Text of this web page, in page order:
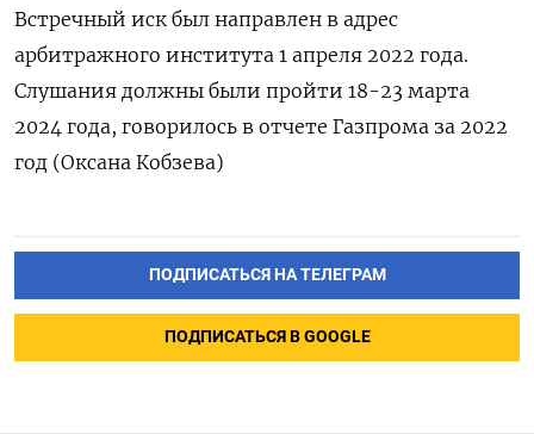
Встречный иск был направлен в адрес
арбитражного института 1 апреля 2022 года.
Слушания должны были пройти 18-23 марта
2024 года, говорилось в отчете Газпрома за 2022
год (Оксана Кобзева)
ПОДПИСАТЬСЯ НА ТЕЛЕГРАМ
ПОДПИСАТЬСЯ В GOOGLE